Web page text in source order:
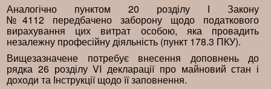
Аналогічно пунктом 20 розділу І Закону
№4112 передбачено заборону щодо податкового
вирахування цих витрат особою, яка провадить
незалежну професійну діяльність (пункт 178.3 ПКУ).
Вищезазначене потребує внесення доповнень до
рядка 26 розділу VI декларації про майновий стан і
доходи та Інструкції щодо її заповнення.